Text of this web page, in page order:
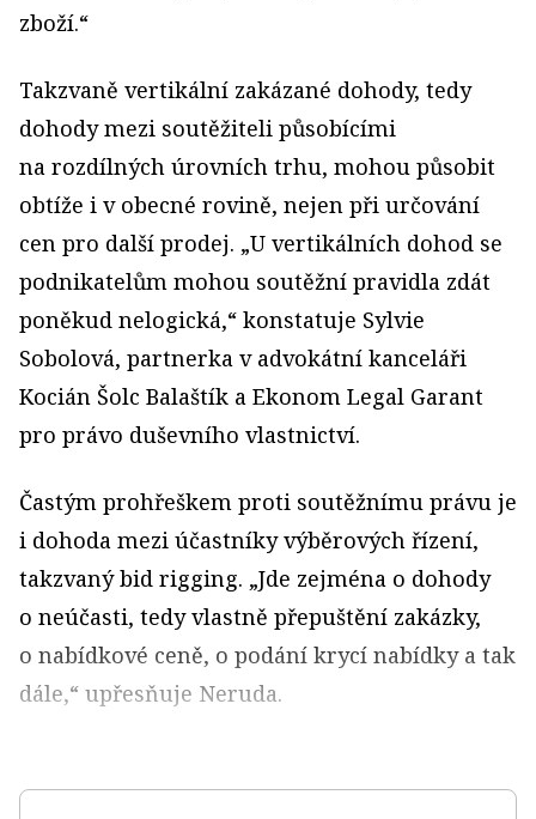
zboží.“
Takzvaně vertikální zakázané dohody, tedy
dohody mezi soutěžiteli působícími
na rozdílných úrovních trhu, mohou působit
obtíže i v obecné rovině, nejen při určování
cen pro další prodej. „U vertikálních dohod se
podnikatelům mohou soutěžní pravidla zdát
poněkud nelogická,“ konstatuje Sylvie
Sobolová, partnerka v advokátní kanceláři
Kocián Šolc Balaštík a Ekonom Legal Garant
pro právo duševního vlastnictví.
Častým prohřeškem proti soutěžnímu právu je
i dohoda mezi účastníky výběrových řízení,
takzvaný bid rigging. „Jde zejména o dohody
o neúčasti, tedy vlastně přepuštění zakázky,
o nabídkové ceně, o podání krycí nabídky a tak
dále,“ upřesňuje Neruda.